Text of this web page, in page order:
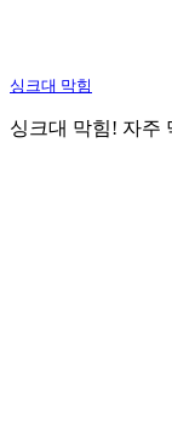
싱크대 막힘
싱크대 막힘! 자주